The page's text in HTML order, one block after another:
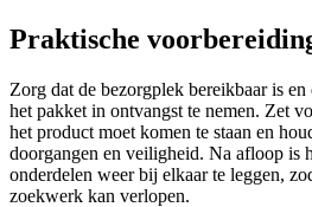
Praktische
Zorg dat de bezorgplek bereikbaar is
het pakket in ontvangst te nemen. Zet
het product moet komen te staan en
doorgangen en veiligheid. Na afloop is
onderdelen weer bij elkaar te leggen,
zoekwerk kan verlopen.